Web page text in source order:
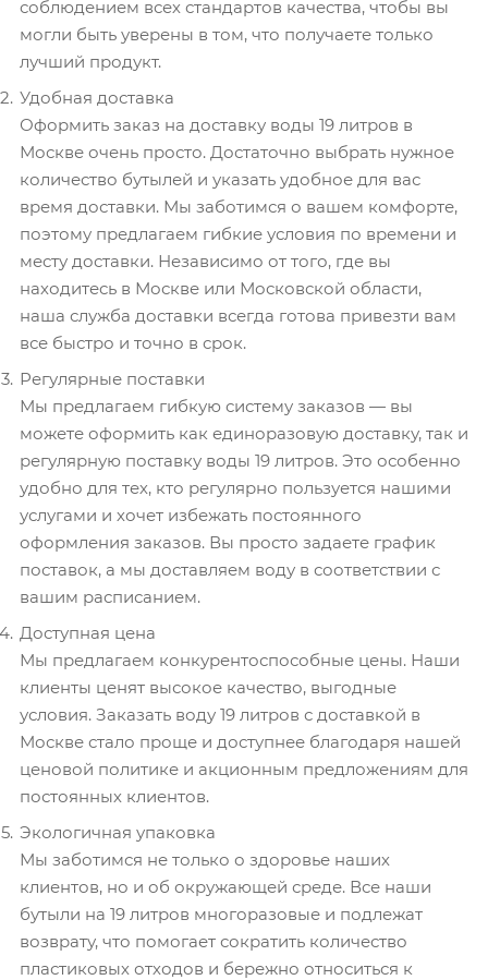
соблюдением всех стандартов качества, чтобы вы
могли быть уверены в том, что получаете только
лучший продукт.
Удобная доставка
Оформить заказ на доставку воды 19 литров в
Москве очень просто. Достаточно выбрать нужное
количество бутылей и указать удобное для вас
время доставки. Мы заботимся о вашем комфорте,
поэтому предлагаем гибкие условия по времени и
месту доставки. Независимо от того, где вы
находитесь в Москве или Московской области,
наша служба доставки всегда готова привезти вам
все быстро и точно в срок.
Регулярные поставки
Мы предлагаем гибкую систему заказов — вы
можете оформить как единоразовую доставку, так и
регулярную поставку воды 19 литров. Это особенно
удобно для тех, кто регулярно пользуется нашими
услугами и хочет избежать постоянного
оформления заказов. Вы просто задаете график
поставок, а мы доставляем воду в соответствии с
вашим расписанием.
Доступная цена
Мы предлагаем конкурентоспособные цены. Наши
клиенты ценят высокое качество, выгодные
условия. Заказать воду 19 литров с доставкой в
Москве стало проще и доступнее благодаря нашей
ценовой политике и акционным предложениям для
постоянных клиентов.
Экологичная упаковка
Мы заботимся не только о здоровье наших
клиентов, но и об окружающей среде. Все наши
бутыли на 19 литров многоразовые и подлежат
возврату, что помогает сократить количество
пластиковых отходов и бережно относиться к